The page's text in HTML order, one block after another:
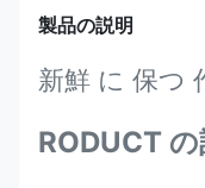
製品の説明
新鮮 に 保つ
RODUCT